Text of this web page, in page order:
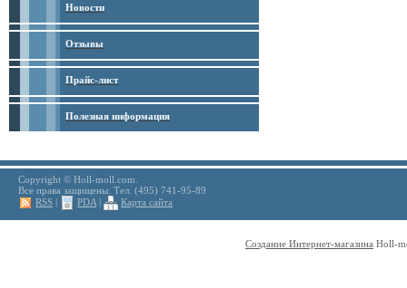
Новости
Отзывы
Прайс-лист
Полезная информация
Copyright © Holl-moll.com.
Все права защищены. Тел. (495) 741-95-89
RSS | PDA | Карта сайта
Создание Интернет-магазина Holl-